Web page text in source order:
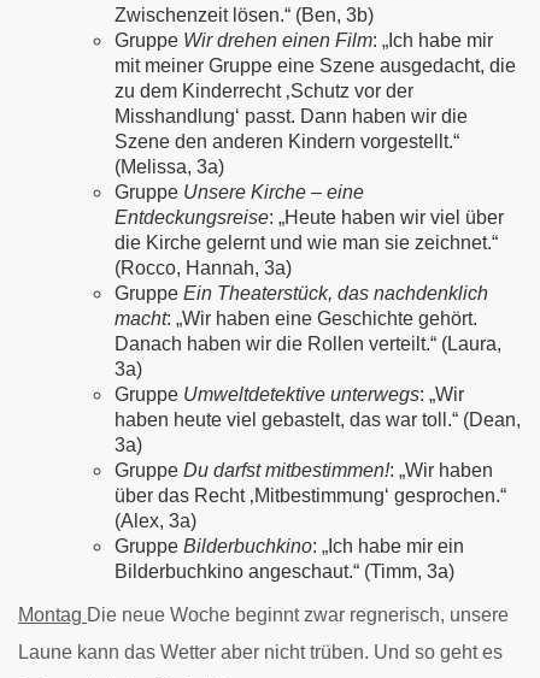
Zwischenzeit lösen.“ (Ben, 3b)
Gruppe Wir drehen einen Film: „Ich habe mir
mit meiner Gruppe eine Szene ausgedacht, die
zu dem Kinderrecht ‚Schutz vor der
Misshandlung‘ passt. Dann haben wir die
Szene den anderen Kindern vorgestellt.“
(Melissa, 3a)
Gruppe Unsere Kirche – eine
Entdeckungsreise: „Heute haben wir viel über
die Kirche gelernt und wie man sie zeichnet.“
(Rocco, Hannah, 3a)
Gruppe Ein Theaterstück, das nachdenklich
macht: „Wir haben eine Geschichte gehört.
Danach haben wir die Rollen verteilt.“ (Laura,
3a)
Gruppe Umweltdetektive unterwegs: „Wir
haben heute viel gebastelt, das war toll.“ (Dean,
3a)
Gruppe Du darfst mitbestimmen!: „Wir haben
über das Recht ‚Mitbestimmung‘ gesprochen.“
(Alex, 3a)
Gruppe Bilderbuchkino: „Ich habe mir ein
Bilderbuchkino angeschaut.“ (Timm, 3a)
Montag Die neue Woche beginnt zwar regnerisch, unsere
Laune kann das Wetter aber nicht trüben. Und so geht es